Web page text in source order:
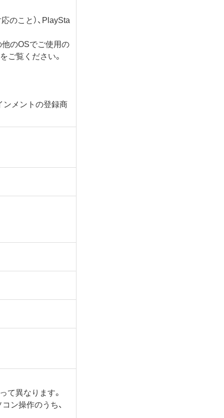
のこと）、PlaySta
のOSでご使用の
ご覧ください。
ンメントの登録商
て異なります。
ン操作のうち、